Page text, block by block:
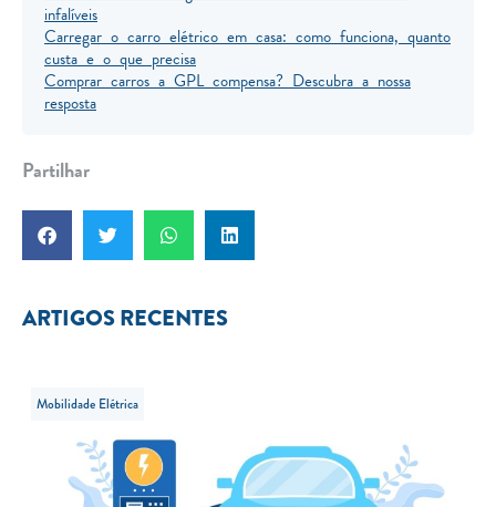
infalíveis
Carregar o carro elétrico em casa: como funciona, quanto
custa e o que precisa
Comprar carros a GPL compensa? Descubra a nossa
resposta
Partilhar
ARTIGOS RECENTES
Mobilidade Elétrica